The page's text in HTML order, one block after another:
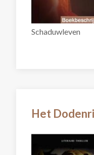
Schaduwleven
Het